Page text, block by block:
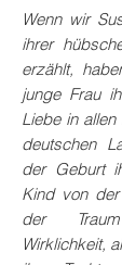
Wenn wir
ihrer
erzählt,
junge Frau
Liebe in
deutschen
der Geburt
Kind von
der
Wirklichkeit,